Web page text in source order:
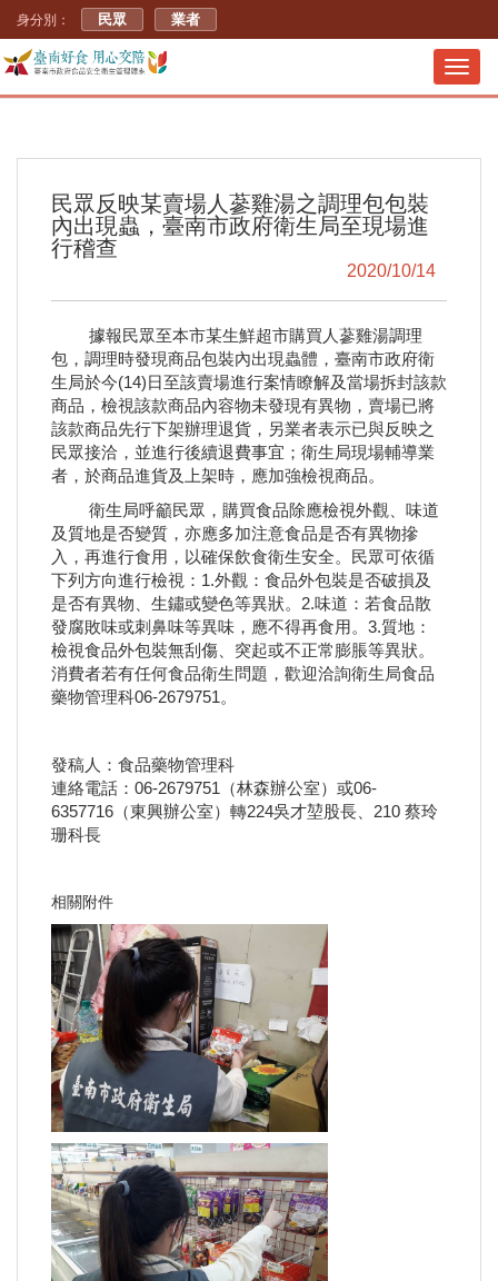
身分別： 民眾 業者
民眾反映某賣場人蔘雞湯之調理包包裝
內出現蟲，臺南市政府衛生局至現場進
行稽查
2020/10/14
據報民眾至本市某生鮮超市購買人蔘雞湯調理
包，調理時發現商品包裝內出現蟲體，臺南市政府衛
生局於今(14)日至該賣場進行案情瞭解及當場拆封該款
商品，檢視該款商品內容物未發現有異物，賣場已將
該款商品先行下架辦理退貨，另業者表示已與反映之
民眾接洽，並進行後續退費事宜；衛生局現場輔導業
者，於商品進貨及上架時，應加強檢視商品。
衛生局呼籲民眾，購買食品除應檢視外觀、味道
及質地是否變質，亦應多加注意食品是否有異物摻
入，再進行食用，以確保飲食衛生安全。民眾可依循
下列方向進行檢視：1.外觀：食品外包裝是否破損及
是否有異物、生鏽或變色等異狀。2.味道：若食品散
發腐敗味或刺鼻味等異味，應不得再食用。3.質地：
檢視食品外包裝無刮傷、突起或不正常膨脹等異狀。
消費者若有任何食品衛生問題，歡迎洽詢衛生局食品
藥物管理科06-2679751。
發稿人：食品藥物管理科
連絡電話：06-2679751（林森辦公室）或06-
6357716（東興辦公室）轉224吳才堃股長、210 蔡玲
珊科長
相關附件